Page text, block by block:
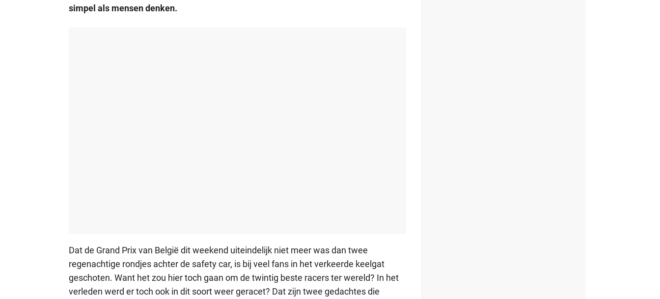
simpel als mensen denken.
Dat de Grand Prix van België dit weekend uiteindelijk niet meer was dan twee
regenachtige rondjes achter de safety car, is bij veel fans in het verkeerde keelgat
geschoten. Want het zou hier toch gaan om de twintig beste racers ter wereld? In het
verleden werd er toch ook in dit soort weer geracet? Dat zijn twee gedachtes die